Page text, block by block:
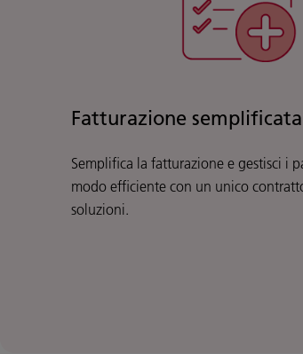
Fatturazione semplificata
Semplifica la fatturazione e gestisci i
modo efficiente con un unico
soluzioni.